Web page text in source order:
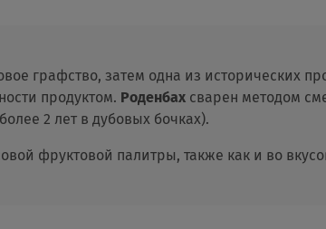
графство, затем одна из исторических
продуктом. Роденбах сварен методом
2 лет в дубовых бочках).
фруктовой палитры, также как и во